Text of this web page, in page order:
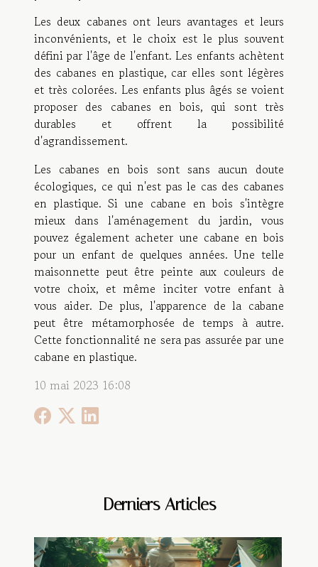
Les deux cabanes ont leurs avantages et leurs
inconvénients, et le choix est le plus souvent
défini par l'âge de l'enfant. Les enfants achètent
des cabanes en plastique, car elles sont légères
et très colorées. Les enfants plus âgés se voient
proposer des cabanes en bois, qui sont très
durables et offrent la possibilité
d'agrandissement.
Les cabanes en bois sont sans aucun doute
écologiques, ce qui n'est pas le cas des cabanes
en plastique. Si une cabane en bois s'intègre
mieux dans l'aménagement du jardin, vous
pouvez également acheter une cabane en bois
pour un enfant de quelques années. Une telle
maisonnette peut être peinte aux couleurs de
votre choix, et même inciter votre enfant à
vous aider. De plus, l'apparence de la cabane
peut être métamorphosée de temps à autre.
Cette fonctionnalité ne sera pas assurée par une
cabane en plastique.
10 mai 2023 16:08
Derniers Articles